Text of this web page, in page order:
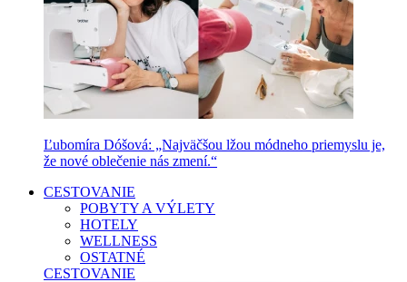
Ľubomíra Dóšová: „Najväčšou lžou módneho priemyslu je,
že nové oblečenie nás zmení.“
CESTOVANIE
POBYTY A VÝLETY
HOTELY
WELLNESS
OSTATNÉ
CESTOVANIE